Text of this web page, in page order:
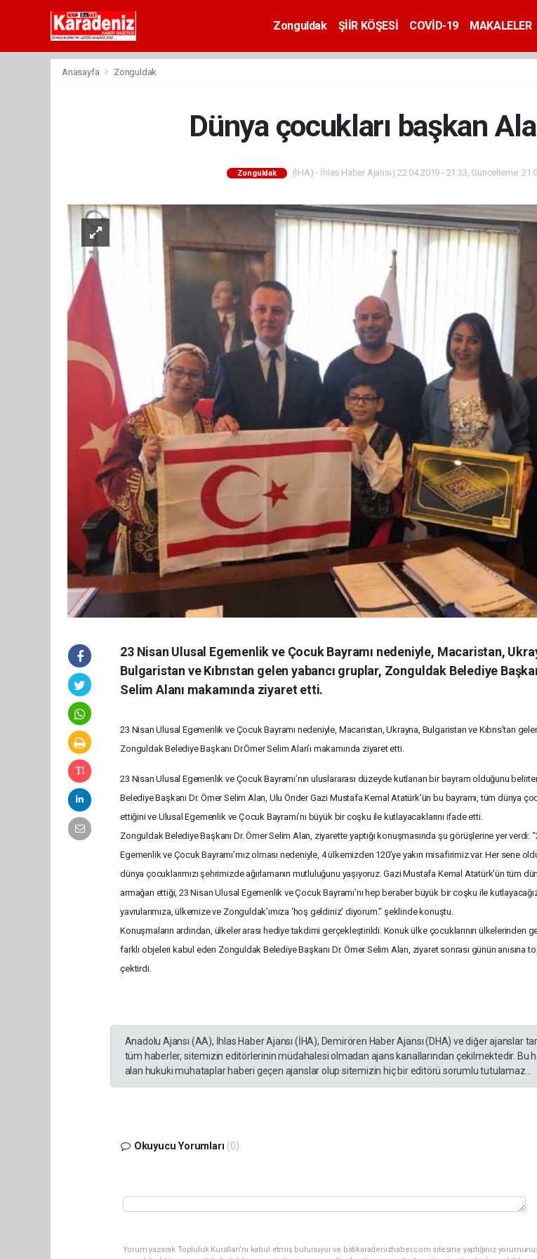
Zonguldak ŞİİR KÖŞESİ COVİD-19 MAKALELER
Anasayfa Zonguldak
Dünya çocukları başkan
Zonguldak (İHA) - İhlas Haber Ajansı | 22.04.2019 - 21:33, Güncelleme:
23 Nisan Ulusal Egemenlik ve Çocuk Bayramı nedeniyle, Macaristan,
Bulgaristan ve Kıbrıstan gelen yabancı gruplar, Zonguldak Belediye
Selim Alanı makamında ziyaret etti.
23 Nisan Ulusal Egemenlik ve Çocuk Bayramı nedeniyle, Macaristan, Ukrayna, Bulgaristan ve Kıbrıs’tan
Zonguldak Belediye Başkanı Dr.Ömer Selim Alan’ı makamında ziyaret etti.
23 Nisan Ulusal Egemenlik ve Çocuk Bayramı’nın uluslararası düzeyde kutlanan bir bayram olduğunu
Belediye Başkanı Dr. Ömer Selim Alan, Ulu Önder Gazi Mustafa Kemal Atatürk’ün bu bayramı, tüm dünya
ettiğini ve Ulusal Egemenlik ve Çocuk Bayramı’nı büyük bir coşku ile kutlayacaklarını ifade etti.
Zonguldak Belediye Başkanı Dr. Ömer Selim Alan, ziyarette yaptığı konuşmasında şu görüşlerine yer verdi:
Egemenlik ve Çocuk Bayramı’mız olması nedeniyle, 4 ülkemizden 120’ye yakın misafirimiz var. Her sene
dünya çocuklarımızı şehrimizde ağırlamanın mutluluğunu yaşıyoruz. Gazi Mustafa Kemal Atatürk’ün tüm
armağan ettiği, 23 Nisan Ulusal Egemenlik ve Çocuk Bayramı’nı hep beraber büyük bir coşku ile
yavrularımıza, ülkemize ve Zonguldak’ımıza ‘hoş geldiniz’ diyorum.” şeklinde konuştu.
Konuşmaların ardından, ülkeler arası hediye takdimi gerçekleştirildi. Konuk ülke çocuklarının ülkelerinden
farklı objeleri kabul eden Zonguldak Belediye Başkanı Dr. Ömer Selim Alan, ziyaret sonrası günün anısına
çektirdi.
Anadolu Ajansı (AA), İhlas Haber Ajansı (İHA), Demirören Haber Ajansı (DHA) ve diğer ajanslar
tüm haberler, sitemizin editörlerinin müdahalesi olmadan ajans kanallarından çekilmektedir. Bu
alan hukuki muhataplar haberi geçen ajanslar olup sitemizin hiç bir editörü sorumlu tutulamaz...
Okuyucu Yorumları (0)
Yorum yazarak Topluluk Kuralları’nı kabul etmiş bulunuyor ve batikaradenizhaber.com sitesine yaptığınız